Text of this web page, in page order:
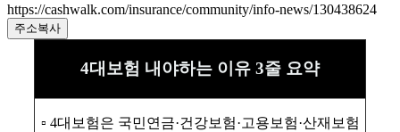
https://cashwalk.com/insurance/community/info-news/130438624
주소복사
4대보험 내야하는 이유 3줄 요약
▫️ 4대보험은 국민연금·건강보험·고용보험·산재보험